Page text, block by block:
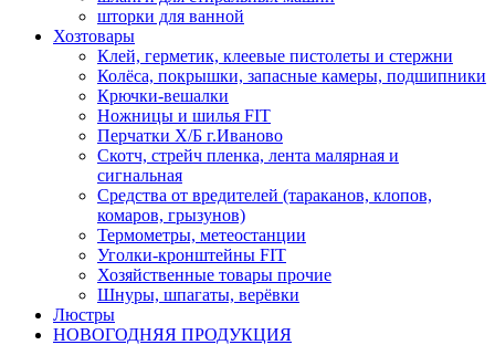
шторки для ванной
Хозтовары
Клей, герметик, клеевые пистолеты и стержни
Колёса, покрышки, запасные камеры, подшипники
Крючки-вешалки
Ножницы и шилья FIT
Перчатки Х/Б г.Иваново
Скотч, стрейч пленка, лента малярная и
сигнальная
Средства от вредителей (тараканов, клопов,
комаров, грызунов)
Термометры, метеостанции
Уголки-кронштейны FIT
Хозяйственные товары прочие
Шнуры, шпагаты, верёвки
Люстры
НОВОГОДНЯЯ ПРОДУКЦИЯ